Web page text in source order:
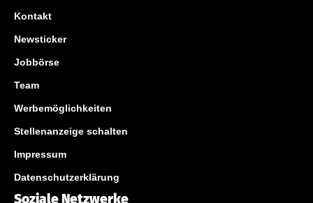
Kontakt
Newsticker
Jobbörse
Team
Werbemöglichkeiten
Stellenanzeige schalten
Impressum
Datenschutzerklärung
Soziale Netzwerke